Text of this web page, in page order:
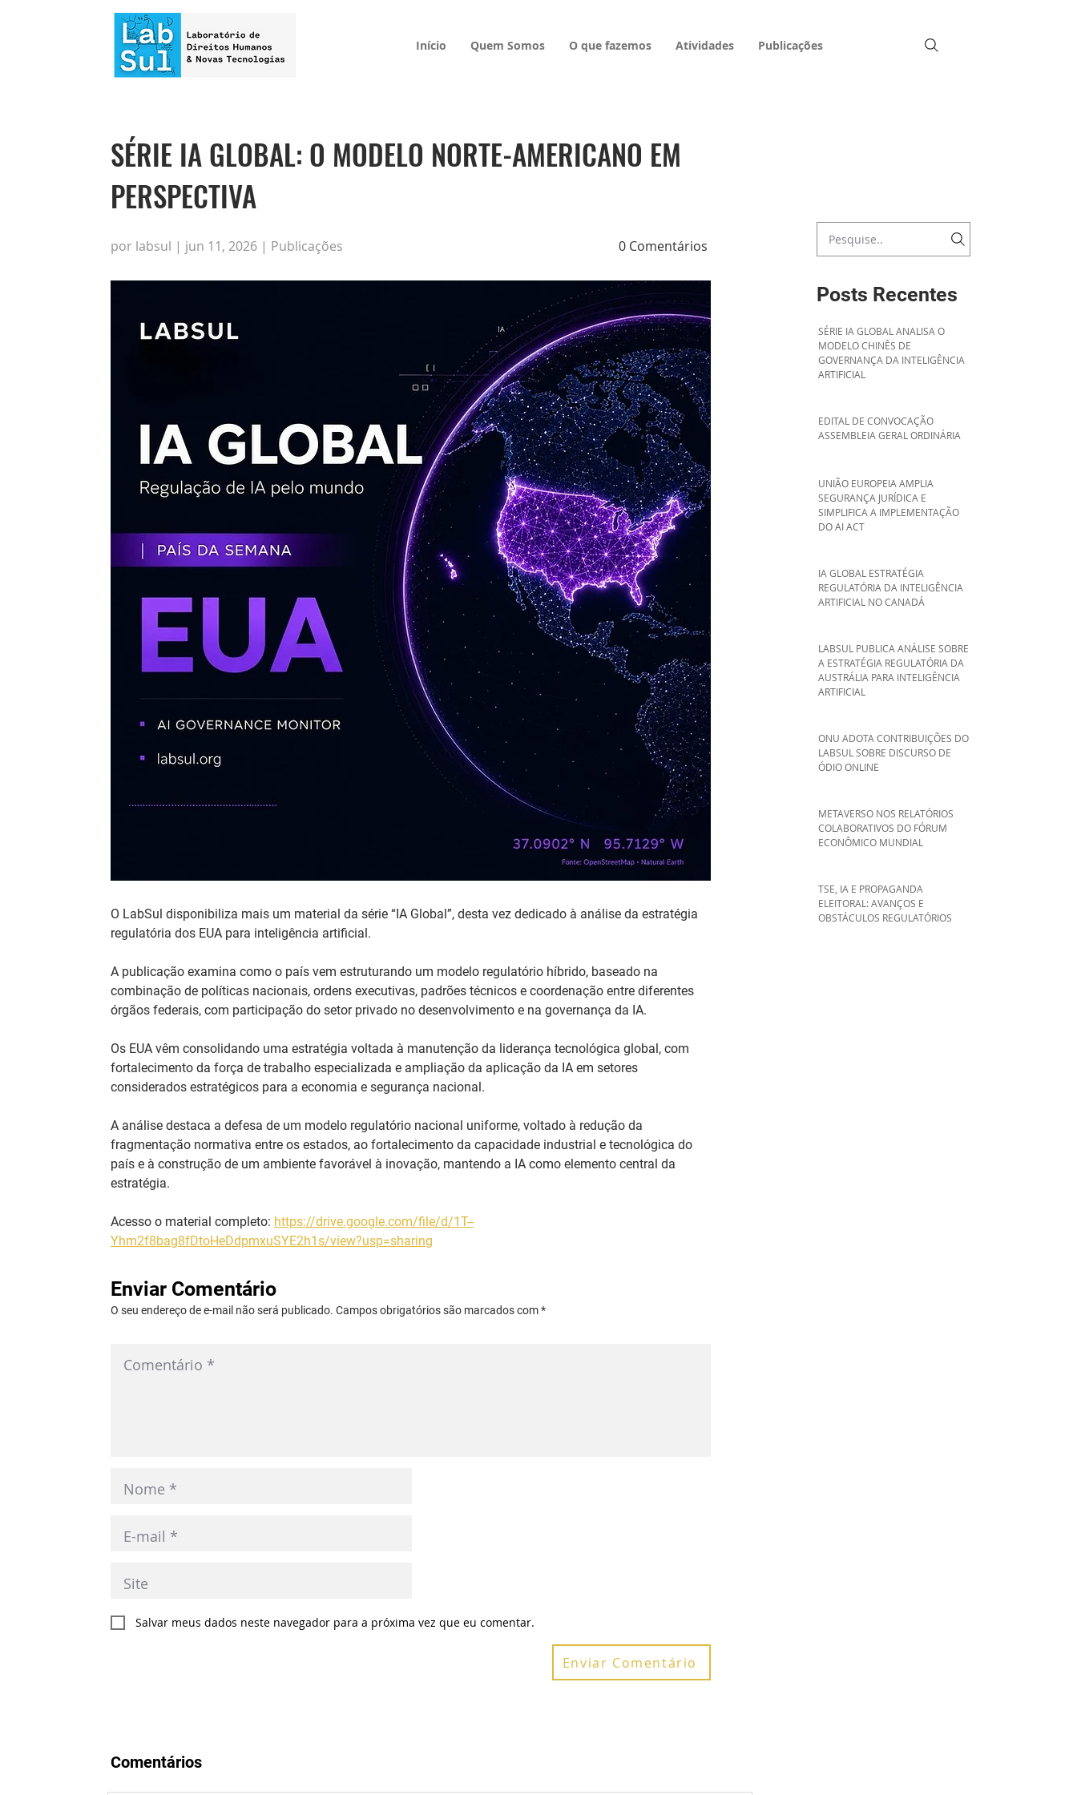
Início Quem Somos O que fazemos Atividades Publicações
SÉRIE IA GLOBAL: O MODELO NORTE-AMERICANO EM
PERSPECTIVA
por labsul | jun 11, 2026 | Publicações 0 Comentários
O LabSul disponibiliza mais um material da série “IA Global”, desta vez dedicado à análise da estratégia
regulatória dos EUA para inteligência artificial.
A publicação examina como o país vem estruturando um modelo regulatório híbrido, baseado na
combinação de políticas nacionais, ordens executivas, padrões técnicos e coordenação entre diferentes
órgãos federais, com participação do setor privado no desenvolvimento e na governança da IA.
Os EUA vêm consolidando uma estratégia voltada à manutenção da liderança tecnológica global, com
fortalecimento da força de trabalho especializada e ampliação da aplicação da IA em setores
considerados estratégicos para a economia e segurança nacional.
A análise destaca a defesa de um modelo regulatório nacional uniforme, voltado à redução da
fragmentação normativa entre os estados, ao fortalecimento da capacidade industrial e tecnológica do
país e à construção de um ambiente favorável à inovação, mantendo a IA como elemento central da
estratégia.
Acesso o material completo: https://drive.google.com/file/d/1T--
Yhm2f8bag8fDtoHeDdpmxuSYE2h1s/view?usp=sharing
Enviar Comentário
O seu endereço de e-mail não será publicado. Campos obrigatórios são marcados com *
Salvar meus dados neste navegador para a próxima vez que eu comentar.
Enviar Comentário
Posts Recentes
SÉRIE IA GLOBAL ANALISA O
MODELO CHINÊS DE
GOVERNANÇA DA INTELIGÊNCIA
ARTIFICIAL
EDITAL DE CONVOCAÇÃO
ASSEMBLEIA GERAL ORDINÁRIA
UNIÃO EUROPEIA AMPLIA
SEGURANÇA JURÍDICA E
SIMPLIFICA A IMPLEMENTAÇÃO
DO AI ACT
IA GLOBAL ESTRATÉGIA
REGULATÓRIA DA INTELIGÊNCIA
ARTIFICIAL NO CANADÁ
LABSUL PUBLICA ANÁLISE SOBRE
A ESTRATÉGIA REGULATÓRIA DA
AUSTRÁLIA PARA INTELIGÊNCIA
ARTIFICIAL
ONU ADOTA CONTRIBUIÇÕES DO
LABSUL SOBRE DISCURSO DE
ÓDIO ONLINE
METAVERSO NOS RELATÓRIOS
COLABORATIVOS DO FÓRUM
ECONÔMICO MUNDIAL
TSE, IA E PROPAGANDA
ELEITORAL: AVANÇOS E
OBSTÁCULOS REGULATÓRIOS
Comentários